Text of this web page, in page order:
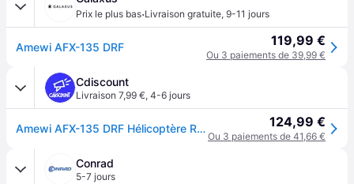
Prix le plus bas·Livraison gratuite, 9-11 jours
Amewi AFX-135 DRF 119,99 €
Ou 3 paiements de 39,99 €
Cdiscount
Livraison 7,99 €, 4-6 jours
Amewi AFX-135 DRF Hélicoptère RC prêt à voler (RtF) - Blanc 124,99 €
Ou 3 paiements de 41,66 €
Conrad
5-7 jours